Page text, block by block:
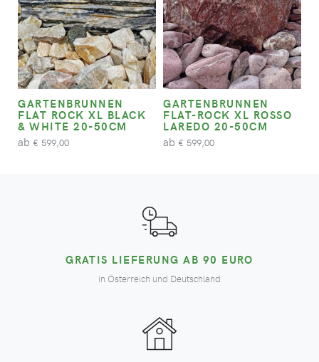
GARTENBRUNNEN
FLAT ROCK XL BLACK
& WHITE 20-50CM
ab € 599,00
GARTENBRUNNEN
FLAT-ROCK XL ROSSO
LAREDO 20-50CM
ab € 599,00
GRATIS LIEFERUNG AB 90 EURO
in Österreich und Deutschland